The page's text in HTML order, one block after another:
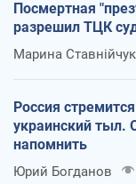
Посмертная
разрешил ТЦК
Марина Ставнійчук
Россия
украинский тыл.
напомнить
Юрий Богданов